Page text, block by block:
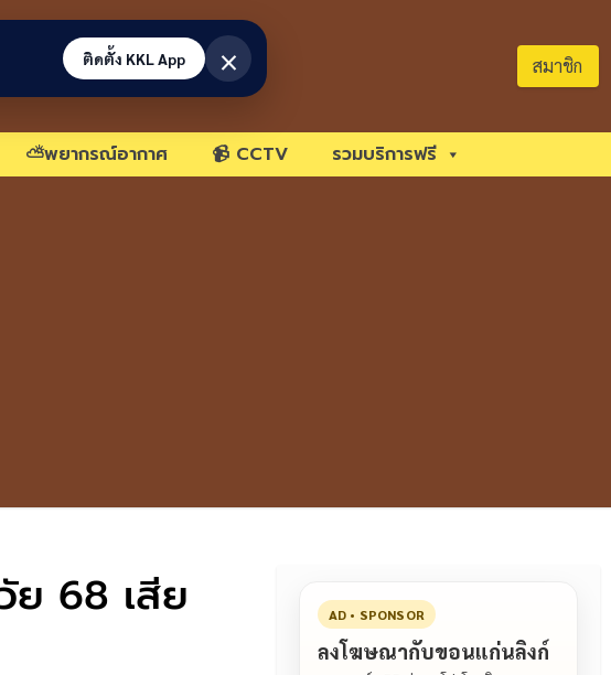
สมาชิก
⛅พยากรณ์อากาศ 📹 CCTV รวมบริการฟรี
ย 68 เสีย AD • SPONSOR
ลงโฆษณากับขอนแก่นลิงก์
ติดตั้ง KKL App ×